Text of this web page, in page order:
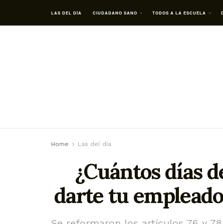
LAS DEL DÍA CIUDADANO SANO TODOS A LA ESCUELA
Home Las del día
¿Cuántos días
darte tu